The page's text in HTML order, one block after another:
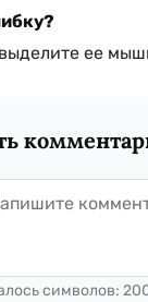
ее
символов: